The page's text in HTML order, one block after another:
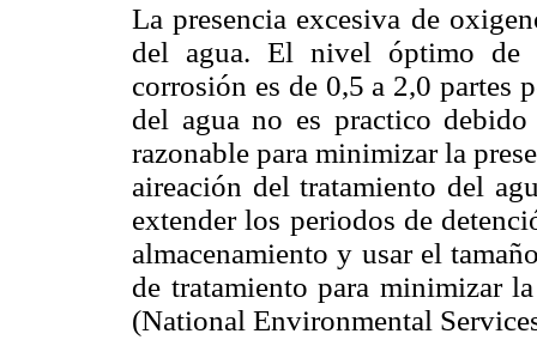
La presencia excesiva de
del agua. El nivel óptimo de
corrosión es de 0,5 a 2,0 partes
del agua no es practico
razonable para minimizar la
aireación del tratamiento del
extender los periodos de
almacenamiento y usar el
de tratamiento para minimizar
(National Environmental